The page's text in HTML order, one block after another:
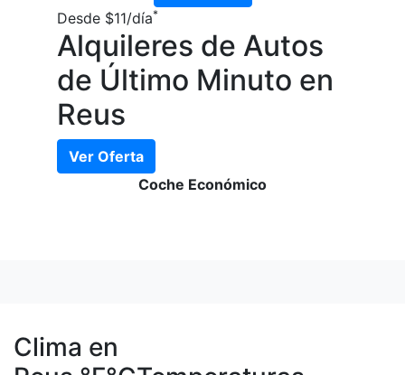
Desde $11/día*
Alquileres de Autos
de Último Minuto en
Reus
Ver Oferta
Coche Económico
Clima en